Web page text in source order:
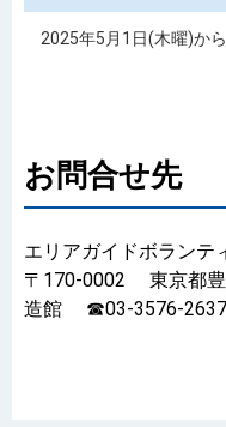
2025年5月1日(木曜)か
お問合せ先
エリアガイドボランテ
〒170-0002 東京都豊
造館 ☎03-3576-2637